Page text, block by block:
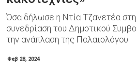
Όσα δήλωσε η Ντία Τζανετέα στη
συνεδρίαση του Δημοτικού
την ανάπλαση της Παλαιολόγου
Φεβ 28, 2024